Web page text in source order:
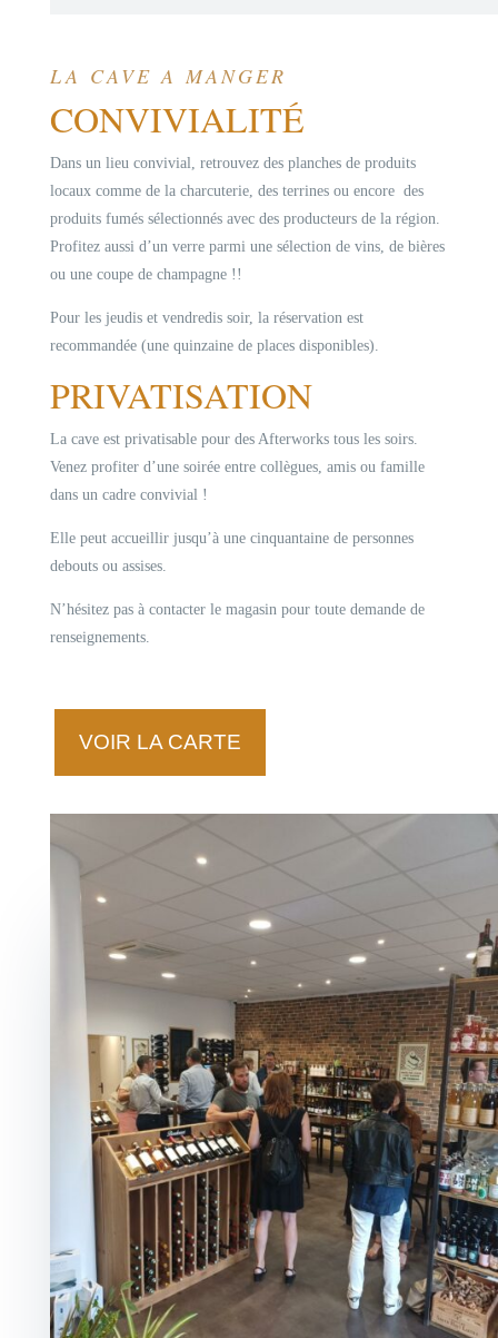
LA CAVE A MANGER
CONVIVIALITÉ
Dans un lieu convivial, retrouvez des planches de produits
locaux comme de la charcuterie, des terrines ou encore des
produits fumés sélectionnés avec des producteurs de la région.
Profitez aussi d’un verre parmi une sélection de vins, de bières
ou une coupe de champagne !!
Pour les jeudis et vendredis soir, la réservation est
recommandée (une quinzaine de places disponibles).
PRIVATISATION
La cave est privatisable pour des Afterworks tous les soirs.
Venez profiter d’une soirée entre collègues, amis ou famille
dans un cadre convivial !
Elle peut accueillir jusqu’à une cinquantaine de personnes
debouts ou assises.
N’hésitez pas à contacter le magasin pour toute demande de
renseignements.
VOIR LA CARTE